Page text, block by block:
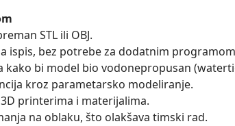
STL ili OBJ.
ispis, bez potrebe za dodatnim
kako bi model bio vodonepropusan
kroz parametarsko modeliranje.
printerima i materijalima.
na oblaku, što olakšava timski rad.